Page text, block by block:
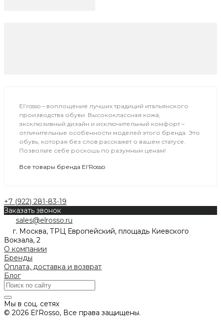
El’rosso – воплощение лучших традиций итальянского
производства обуви. Высококлассная кожа,
эксклюзивный дизайн и исключительный комфорт –
отличительные особенности моделей этого бренда. Это
обувь, которая без слов расскажет о вашем статусе.
Позвольте себе роскошь по разумным ценам!
Все товары бренда El'Rosso
+7 (922) 281-83-19
Заказать звонок
sales@elrosso.ru
г. Москва, ТРЦ Европейский, площадь Киевского
Вокзала, 2
О компании
Бренды
Оплата, доставка и возврат
Блог
Мы в соц. сетях
© 2026 El'Rosso, Все права защищены.